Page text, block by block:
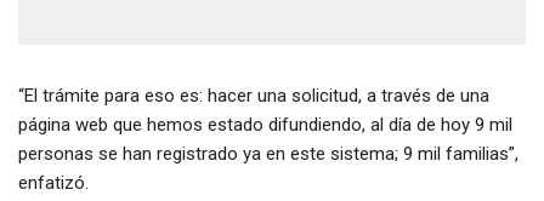
“El trámite para eso es: hacer una solicitud, a través de una
página web que hemos estado difundiendo, al día de hoy 9 mil
personas se han registrado ya en este sistema; 9 mil familias”,
enfatizó.